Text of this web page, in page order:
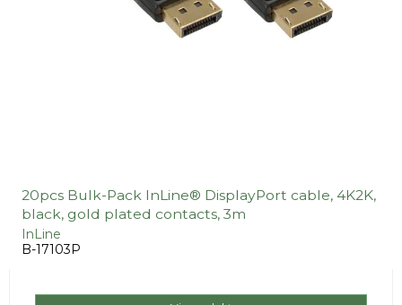
20pcs Bulk-Pack InLine® DisplayPort cable, 4K2K,
black, gold plated contacts, 3m
InLine
B-17103P